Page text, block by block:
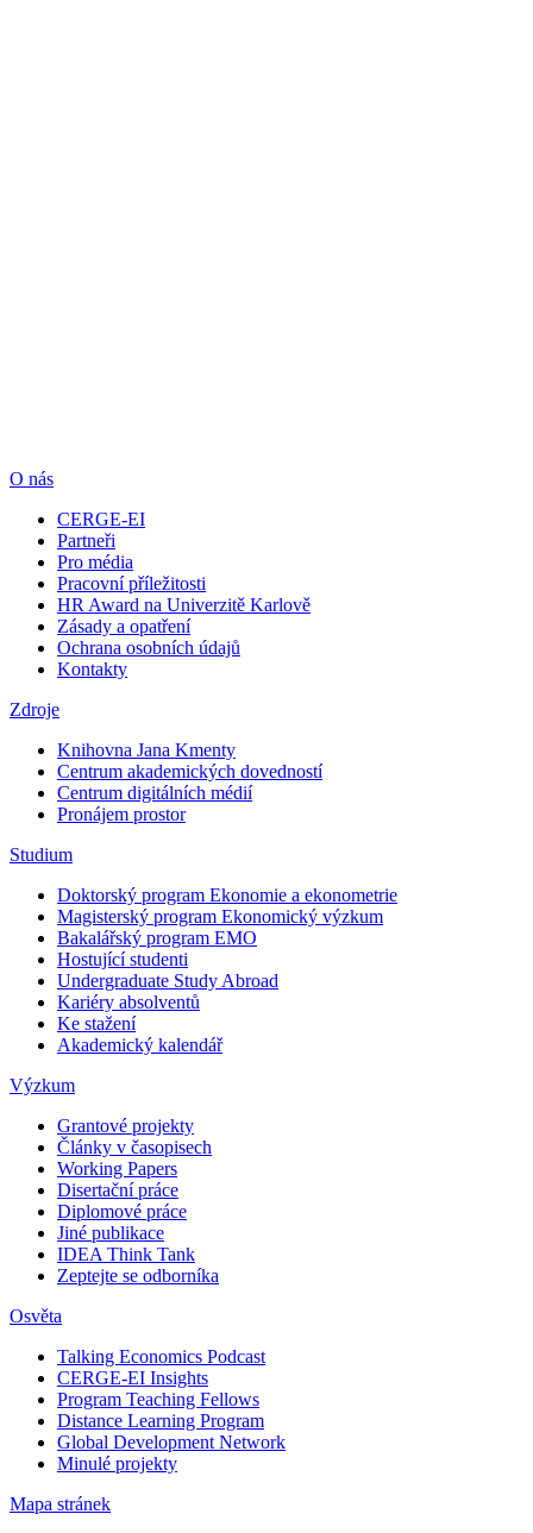
O nás
CERGE-EI
Partneři
Pro média
Pracovní příležitosti
HR Award na Univerzitě Karlově
Zásady a opatření
Ochrana osobních údajů
Kontakty
Zdroje
Knihovna Jana Kmenty
Centrum akademických dovedností
Centrum digitálních médií
Pronájem prostor
Studium
Doktorský program Ekonomie a ekonometrie
Magisterský program Ekonomický výzkum
Bakalářský program EMO
Hostující studenti
Undergraduate Study Abroad
Kariéry absolventů
Ke stažení
Akademický kalendář
Výzkum
Grantové projekty
Články v časopisech
Working Papers
Disertační práce
Diplomové práce
Jiné publikace
IDEA Think Tank
Zeptejte se odborníka
Osvěta
Talking Economics Podcast
CERGE-EI Insights
Program Teaching Fellows
Distance Learning Program
Global Development Network
Minulé projekty
Mapa stránek